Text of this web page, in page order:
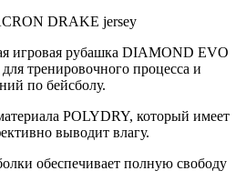
DRAKE jersey
игровая рубашка DIAMOND EVO
тренировочного процесса и
по бейсболу.
POLYDRY, который имеет
выводит влагу.
обеспечивает полную свободу